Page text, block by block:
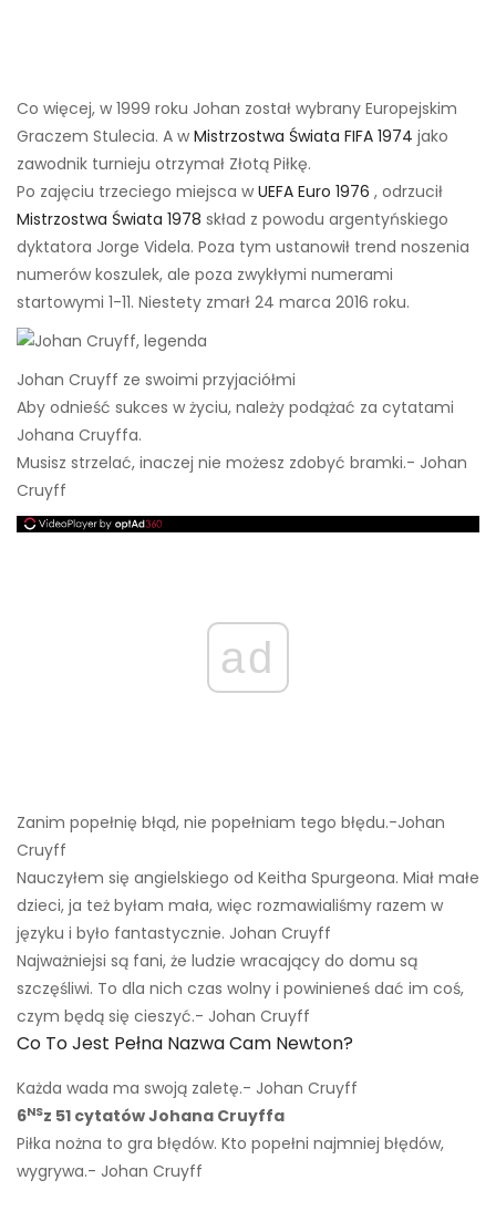
Co więcej, w 1999 roku Johan został wybrany Europejskim
Graczem Stulecia. A w Mistrzostwa Świata FIFA 1974 jako
zawodnik turnieju otrzymał Złotą Piłkę.
Po zajęciu trzeciego miejsca w UEFA Euro 1976 , odrzucił
Mistrzostwa Świata 1978 skład z powodu argentyńskiego
dyktatora Jorge Videla. Poza tym ustanowił trend noszenia
numerów koszulek, ale poza zwykłymi numerami
startowymi 1-11. Niestety zmarł 24 marca 2016 roku.
Johan Cruyff ze swoimi przyjaciółmi
Aby odnieść sukces w życiu, należy podążać za cytatami
Johana Cruyffa.
Musisz strzelać, inaczej nie możesz zdobyć bramki.- Johan
Cruyff
ad
Zanim popełnię błąd, nie popełniam tego błędu.-Johan
Cruyff
Nauczyłem się angielskiego od Keitha Spurgeona. Miał małe
dzieci, ja też byłam mała, więc rozmawialiśmy razem w
języku i było fantastycznie. Johan Cruyff
Najważniejsi są fani, że ludzie wracający do domu są
szczęśliwi. To dla nich czas wolny i powinieneś dać im coś,
czym będą się cieszyć.- Johan Cruyff
Co To Jest Pełna Nazwa Cam Newton?
Każda wada ma swoją zaletę.- Johan Cruyff
6NSz 51 cytatów Johana Cruyffa
Piłka nożna to gra błędów. Kto popełni najmniej błędów,
wygrywa.- Johan Cruyff